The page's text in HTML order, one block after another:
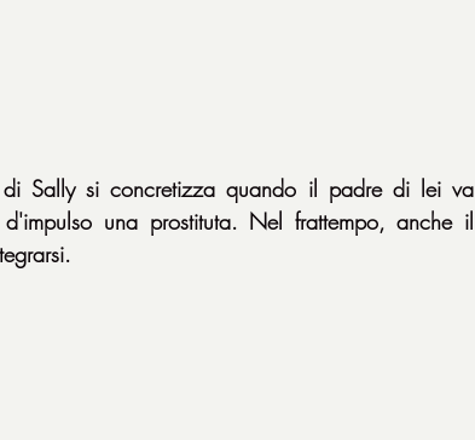
Sally si concretizza quando il padre di lei va
una prostituta. Nel frattempo, anche il